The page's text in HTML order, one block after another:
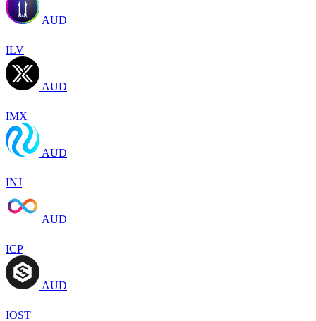
AUD
ILV
AUD
IMX
AUD
INJ
AUD
ICP
AUD
IOST